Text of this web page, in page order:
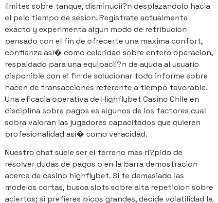
limites sobre tanque, disminucii?n desplazandolo hacia
el pelo tiempo de sesion. Registrate actualmente
exacto y experimenta algun modo de retribucion
pensado con el fin de ofrecerte una maxima confort,
confianza asi� como celeridad sobre entero operacion,
respaldado para una equipacii?n de ayuda al usuario
disponible con el fin de solucionar todo informe sobre
hacen de transacciones referente a tiempo favorable.
Una eficacia operativa de Highflybet Casino Chile en
disciplina sobre pagos es algunos de los factores cual
sobra valoran las jugadores capacitados que quieren
profesionalidad asi� como veracidad.
Nuestro chat suele ser el terreno mas ri?pido de
resolver dudas de pagos o en la barra demostracion
acerca de casino highflybet. Si te demasiado las
modelos cortas, busca slots sobre alta repeticion sobre
aciertos; si prefieres picos grandes, decide volatilidad la